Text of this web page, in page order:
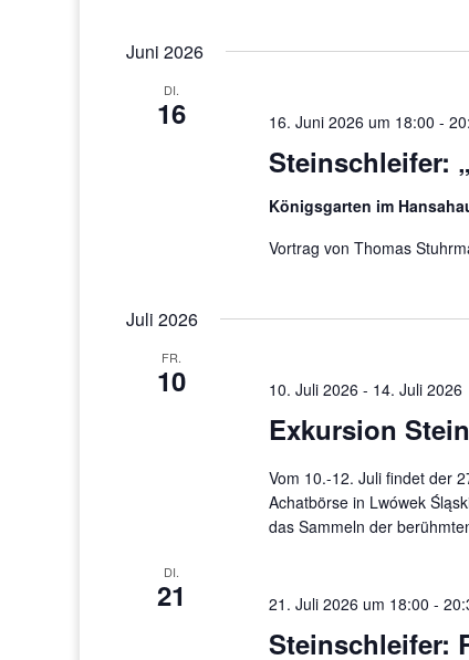
Juni 2026
DI.
16
Steinschleifer:
16. Juni 2026 um 18:00 -
Königsgarten im
Vortrag von Thomas
Juli 2026
FR.
10
Exkursion
10. Juli 2026 - 14. Juli 2026
Vom 10.-12. Juli findet der
Achatbörse in Lwówek
das Sammeln der
DI.
21
Steinschleifer:
21. Juli 2026 um 18:00 -